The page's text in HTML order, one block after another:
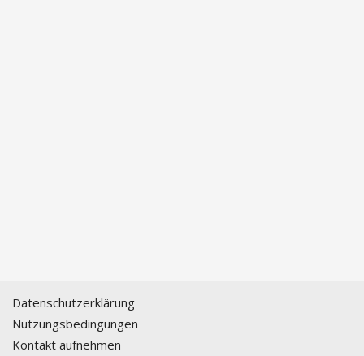
Datenschutzerklärung
Nutzungsbedingungen
Kontakt aufnehmen